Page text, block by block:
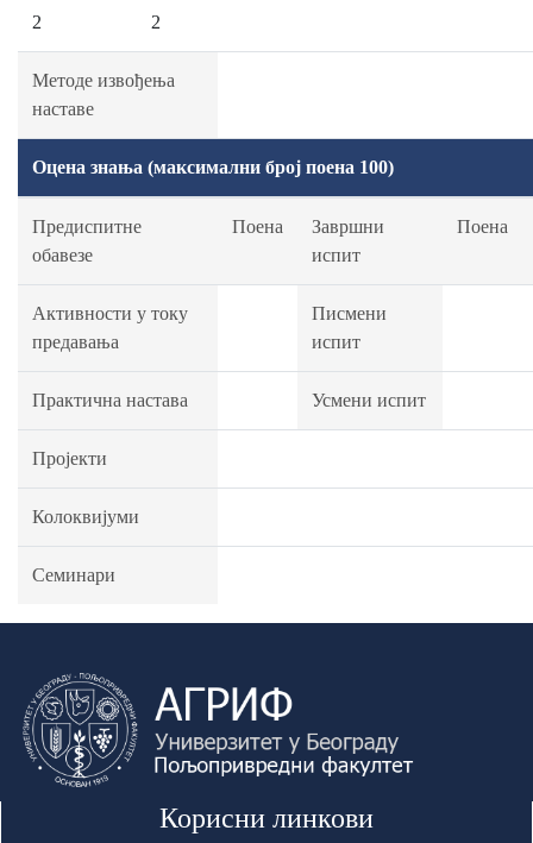
2 2
Методе извођења
наставе
Оцена знања (максимални број поена 100)
Предиспитне
обавезе
Поена
Завршни
испит
Поена
Активности у току
предавања
Писмени
испит
Практична настава Усмени испит
Пројекти
Колоквијуми
Семинари
Корисни линкови